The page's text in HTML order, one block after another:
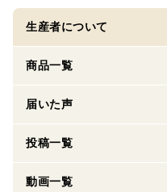
生産者について
商品一覧
届いた声
投稿一覧
動画一覧